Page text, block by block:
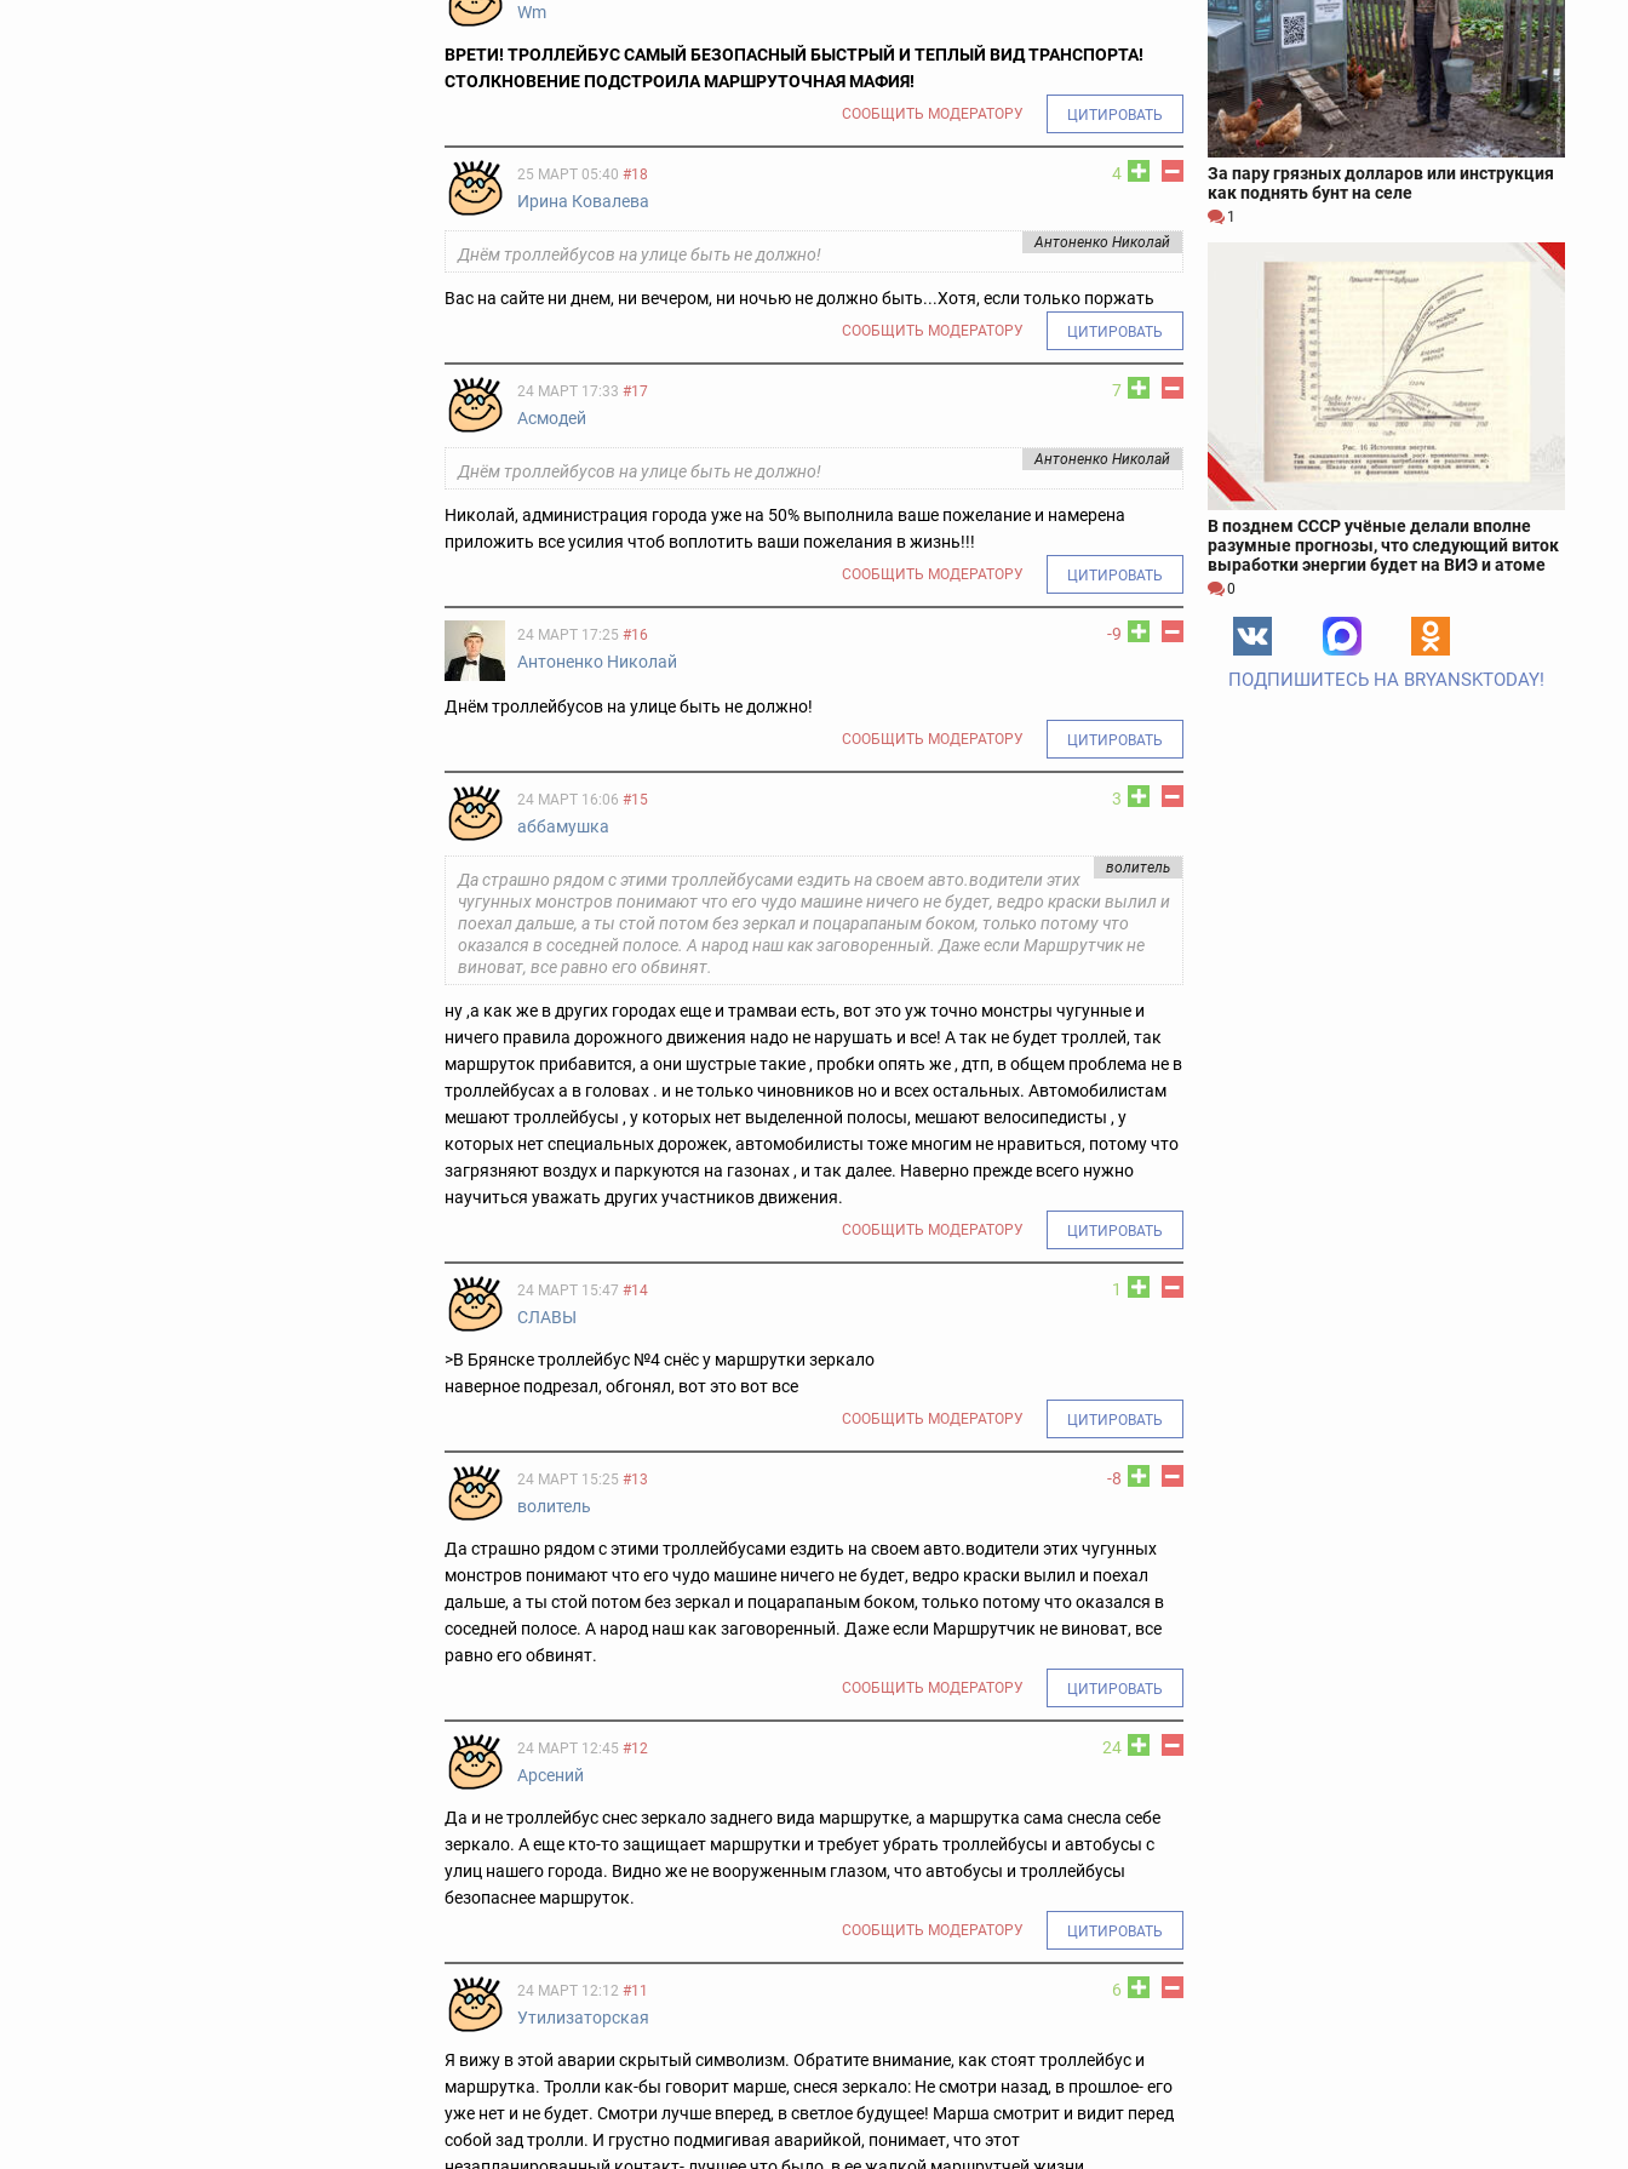
Wm
ВРЕТИ! ТРОЛЛЕЙБУС САМЫЙ БЕЗОПАСНЫЙ БЫСТРЫЙ И ТЕПЛЫЙ ВИД ТРАНСПОРТА!
СТОЛКНОВЕНИЕ ПОДСТРОИЛА МАРШРУТОЧНАЯ МАФИЯ!
СООБЩИТЬ МОДЕРАТОРУ ЦИТИРОВАТЬ
4
25 МАРТ 05:40 #18
Ирина Ковалева
Антоненко Николай
Днём троллейбусов на улице быть не должно!
Вас на сайте ни днем, ни вечером, ни ночью не должно быть...Хотя, если только поржать
СООБЩИТЬ МОДЕРАТОРУ ЦИТИРОВАТЬ
7
24 МАРТ 17:33 #17
Асмодей
Антоненко Николай
Днём троллейбусов на улице быть не должно!
Николай, администрация города уже на 50% выполнила ваше пожелание и намерена
приложить все усилия чтоб воплотить ваши пожелания в жизнь!!!
СООБЩИТЬ МОДЕРАТОРУ ЦИТИРОВАТЬ
-9
24 МАРТ 17:25 #16
Антоненко Николай
Днём троллейбусов на улице быть не должно!
СООБЩИТЬ МОДЕРАТОРУ ЦИТИРОВАТЬ
3
24 МАРТ 16:06 #15
аббамушка
волитель
Да страшно рядом с этими троллейбусами ездить на своем авто.водители этих
чугунных монстров понимают что его чудо машине ничего не будет, ведро краски вылил и
поехал дальше, а ты стой потом без зеркал и поцарапаным боком, только потому что
оказался в соседней полосе. А народ наш как заговоренный. Даже если Маршрутчик не
виноват, все равно его обвинят.
ну ,а как же в других городах еще и трамваи есть, вот это уж точно монстры чугунные и
ничего правила дорожного движения надо не нарушать и все! А так не будет троллей, так
маршруток прибавится, а они шустрые такие , пробки опять же , дтп, в общем проблема не в
троллейбусах а в головах . и не только чиновников но и всех остальных. Автомобилистам
мешают троллейбусы , у которых нет выделенной полосы, мешают велосипедисты , у
которых нет специальных дорожек, автомобилисты тоже многим не нравиться, потому что
загрязняют воздух и паркуются на газонах , и так далее. Наверно прежде всего нужно
научиться уважать других участников движения.
СООБЩИТЬ МОДЕРАТОРУ ЦИТИРОВАТЬ
1
24 МАРТ 15:47 #14
СЛАВЫ
>В Брянске троллейбус №4 снёс у маршрутки зеркало
наверное подрезал, обгонял, вот это вот все
СООБЩИТЬ МОДЕРАТОРУ ЦИТИРОВАТЬ
-8
24 МАРТ 15:25 #13
волитель
Да страшно рядом с этими троллейбусами ездить на своем авто.водители этих чугунных
монстров понимают что его чудо машине ничего не будет, ведро краски вылил и поехал
дальше, а ты стой потом без зеркал и поцарапаным боком, только потому что оказался в
соседней полосе. А народ наш как заговоренный. Даже если Маршрутчик не виноват, все
равно его обвинят.
СООБЩИТЬ МОДЕРАТОРУ ЦИТИРОВАТЬ
24
24 МАРТ 12:45 #12
Арсений
Да и не троллейбус снес зеркало заднего вида маршрутке, а маршрутка сама снесла себе
зеркало. А еще кто-то защищает маршрутки и требует убрать троллейбусы и автобусы с
улиц нашего города. Видно же не вооруженным глазом, что автобусы и троллейбусы
безопаснее маршруток.
СООБЩИТЬ МОДЕРАТОРУ ЦИТИРОВАТЬ
6
24 МАРТ 12:12 #11
Утилизаторская
Я вижу в этой аварии скрытый символизм. Обратите внимание, как стоят троллейбус и
маршрутка. Тролли как-бы говорит марше, снеся зеркало: Не смотри назад, в прошлое- его
уже нет и не будет. Смотри лучше вперед, в светлое будущее! Марша смотрит и видит перед
собой зад тролли. И грустно подмигивая аварийкой, понимает, что этот
За пару грязных долларов или инструкция
как поднять бунт на селе
1
В позднем СССР учёные делали вполне
разумные прогнозы, что следующий виток
выработки энергии будет на ВИЭ и атоме
0
ПОДПИШИТЕСЬ НА BRYANSKTODAY!